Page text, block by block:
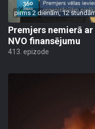
pirms 2 dienām, 12
Premjers nemierā
NVO finansējumu
413. epizode